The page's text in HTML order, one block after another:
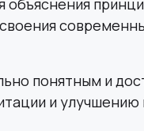
объяснения
понятным и
и улучшению